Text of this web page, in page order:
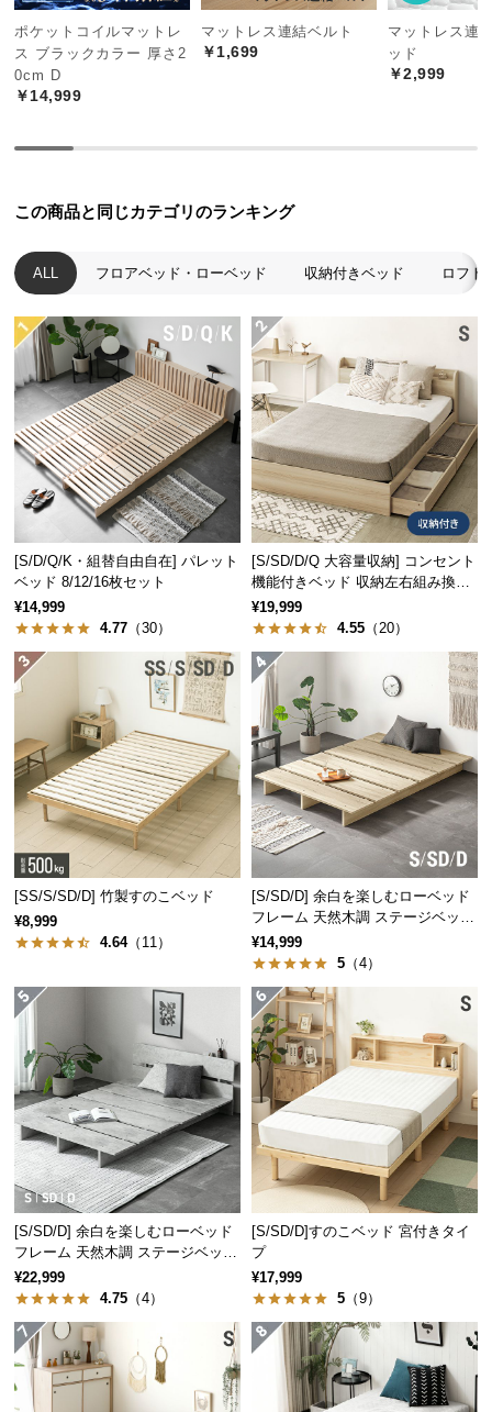
中
型
商
品
つ
小
型
商
品
の
配
送
に
つ
い
て
開
ー
ビ
ス
に
い
て
搬
経
に
つ
い
て
返
品・
キ
ャ
ン
セ
ル
つ
伝統と信頼のデンマークデザイン
家具づくりの長い歴史を持つデンマーク。家具の本
場にて丁寧に作り上げられたこだわりの一台です。
シリーズで揃えてトータ
ルコーデ
同シリーズの家具で揃えることで空間に統一性
が生まれ、すっきりとまとまった印象のお部屋
になります。
ポケットコイルマットレ
ス ブラックカラー 厚さ2
0cm D
￥14,999
マットレス連結ベルト
￥1,699
マットレス連
ッド
￥2,999
この商品と同じカテゴリのランキング
ALL フロアベッド・ローベッド 収納付きベッド ロフト
[S/D/Q/K・組替自由自在] パレット
ベッド 8/12/16枚セット
¥14,999
4.77 （30）
[S/SD/D/Q 大容量収納] コンセント
機能付きベッド 収納左右組み換え
可能
¥19,999
4.55 （20）
[SS/S/SD/D] 竹製すのこベッド
¥8,999
4.64（11）
[S/SD/D] 余白を楽しむローベッド
フレーム 天然木調 ステージベッド
ロボット掃除機対応
¥14,999
5 （4）
[S/SD/D] 余白を楽しむローベッド
フレーム 天然木調 ステージベッド
2口コンセントタイプ
¥22,999
4.75 （4）
[S/SD/D]すのこベッド 宮付きタイ
プ
¥17,999
5 （9）